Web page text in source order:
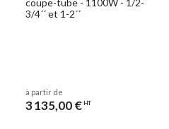
3/4´´ et 1-2´´
à partir de
3 135,00 € HT